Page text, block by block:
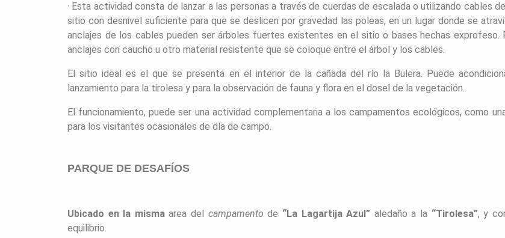
· Esta actividad consta de lanzar a las personas a través de cuerdas de escalada o utilizando cables
sitio con desnivel suficiente para que se deslicen por gravedad las poleas, en un lugar donde se
anclajes de los cables pueden ser árboles fuertes existentes en el sitio o bases hechas
anclajes con caucho u otro material resistente que se coloque entre el árbol y los cables.
El sitio ideal es el que se presenta en el interior de la cañada del río la Bulera. Puede
lanzamiento para la tirolesa y para la observación de fauna y flora en el dosel de la vegetación.
El funcionamiento, puede ser una actividad complementaria a los campamentos ecológicos, como
para los visitantes ocasionales de día de campo.
PARQUE DE DESAFÍOS
Ubicado en la mismaarea del campamento de “La Lagartija Azul” aledaño a la “Tirolesa”, y
equilibrio.